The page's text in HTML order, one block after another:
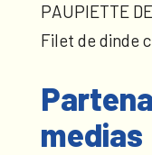
PAUPIETTE
Filet de dinde
medias